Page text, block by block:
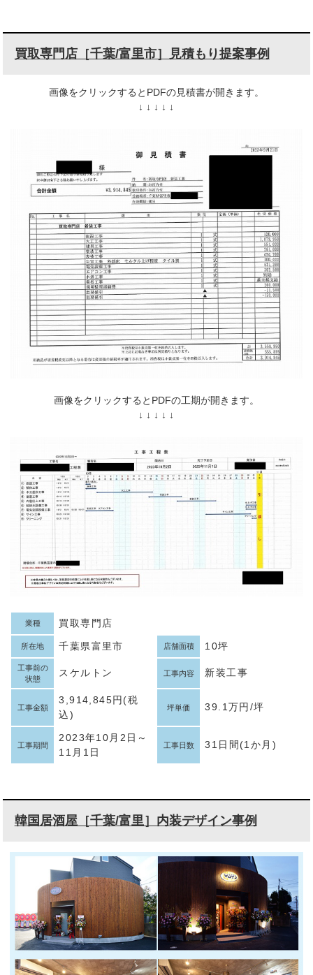
買取専門店［千葉/富里市］見積もり提案事例
画像をクリックするとPDFの見積書が開きます。
↓ ↓ ↓ ↓ ↓
画像をクリックするとPDFの工期が開きます。
↓ ↓ ↓ ↓ ↓
業種 買取専門店
所在地 千葉県富里市 店舗面積 10坪
工事前の
状態
スケルトン 工事内容 新装工事
工事金額
3,914,845円(税
込)
坪単価 39.1万円/坪
工事期間
2023年10月2日～
11月1日
工事日数 31日間(1か月)
韓国居酒屋［千葉/富里］内装デザイン事例